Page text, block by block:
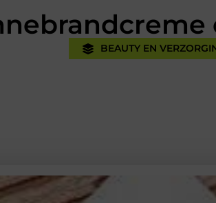
BEAUTY EN